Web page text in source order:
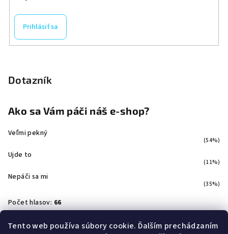
Tento web používa súbory cookie. Ďalším prechádzaním
Prihlásiť sa
Dotazník
Ako sa Vám páči náš e-shop?
Veľmi pekný
(54%)
Ujde to
(11%)
Nepáči sa mi
(35%)
Počet hlasov: 66